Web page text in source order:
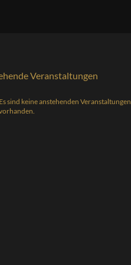
Veranstaltungen
Es sind keine anstehenden Veranstaltungen